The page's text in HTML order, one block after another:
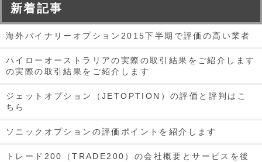
新着記事
海外バイナリーオプション2015下半期で評価の高い業者
ハイローオーストラリアの実際の取引結果をご紹介します
の実際の取引結果をご紹介します
ジェットオプション（JETOPTION）の評価と評判はこ
ちら
ソニックオプションの評価ポイントを紹介します
トレード200（TRADE200）の会社概要とサービスを後